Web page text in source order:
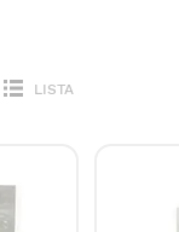
LISTA